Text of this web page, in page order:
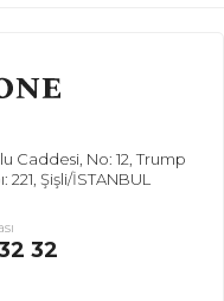
Caddesi, No: 12, Trump
Şişli/İSTANBUL
32